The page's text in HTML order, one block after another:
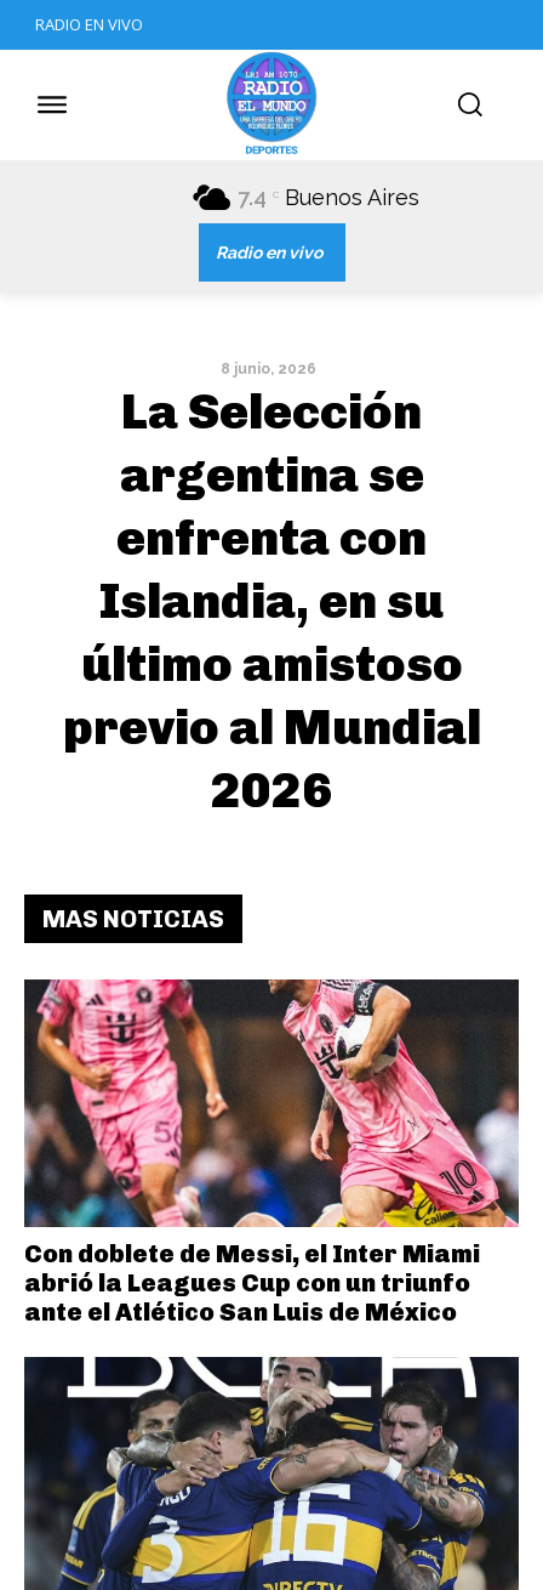
RADIO EN VIVO
7.4 C Buenos Aires
Radio en vivo
8 junio, 2026
La Selección
argentina se
enfrenta con
Islandia, en su
último amistoso
previo al Mundial
2026
MAS NOTICIAS
Con doblete de Messi, el Inter Miami
abrió la Leagues Cup con un triunfo
ante el Atlético San Luis de México